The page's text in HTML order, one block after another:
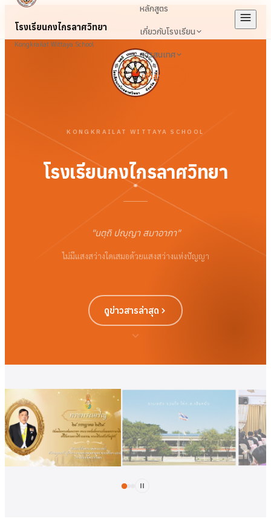
โรงเรียนกงไกรลาศวิทยา
Kongkrailat Wittaya School
หลักสูตร
เกี่ยวกับโรงเรียน
สารสนเทศ
เข้าสู่ระบบ
KONGKRAILAT WITTAYA SCHOOL
โรงเรียนกงไกรลาศวิทยา
"นตฺถิ ปญฺญา สมาอาภา"
ไม่มีแสงสว่างใดเสมอด้วยแสงสว่างแห่งปัญญา
ดูข่าวสารล่าสุด